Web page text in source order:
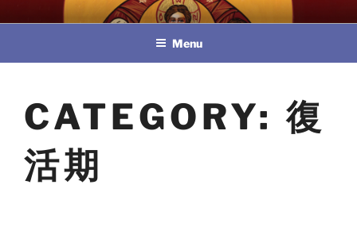
to
教區婚姻與家庭牧民委員會
Menu
CATEGORY:復
活期